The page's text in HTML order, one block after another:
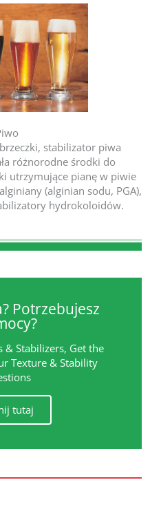
stabilizator piwa
różnorodne środki do
utrzymujące pianę w piwie
(alginian sodu, PGA),
hydrokoloidów.
Potrzebujesz
& Stabilizers, Get the
Texture & Stability
tutaj